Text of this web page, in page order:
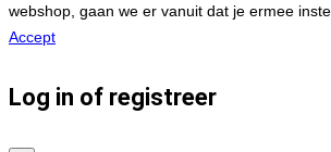
webshop, gaan we er vanuit dat je ermee
Accept
Log in of registreer